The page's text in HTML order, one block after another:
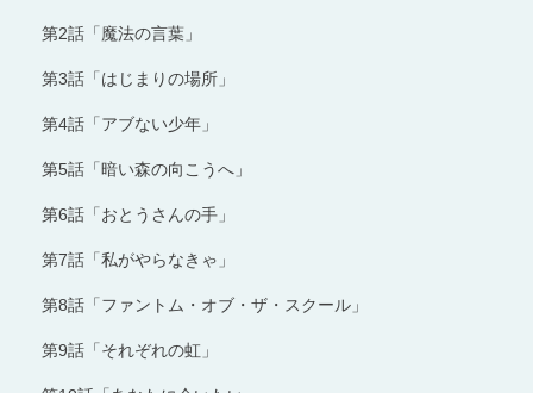
第2話「魔法の言葉」
第3話「はじまりの場所」
第4話「アブない少年」
第5話「暗い森の向こうへ」
第6話「おとうさんの手」
第7話「私がやらなきゃ」
第8話「ファントム・オブ・ザ・スクール」
第9話「それぞれの虹」